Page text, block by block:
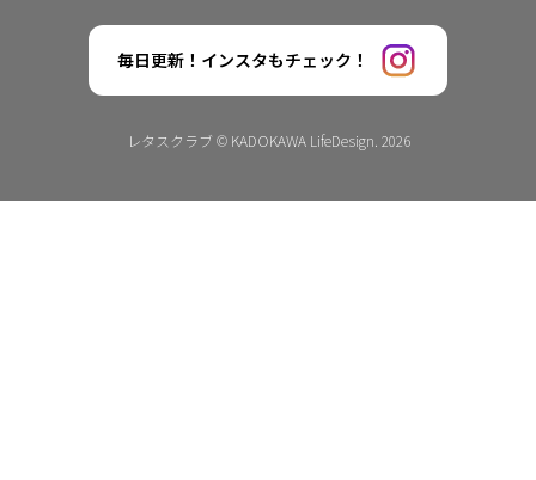
毎日更新！インスタもチェック！
レタスクラブ © KADOKAWA LifeDesign. 2026